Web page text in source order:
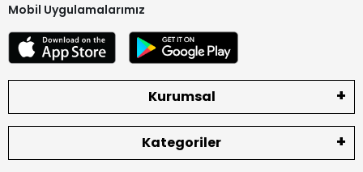
Mobil Uygulamalarımız
Kurumsal
Kategoriler